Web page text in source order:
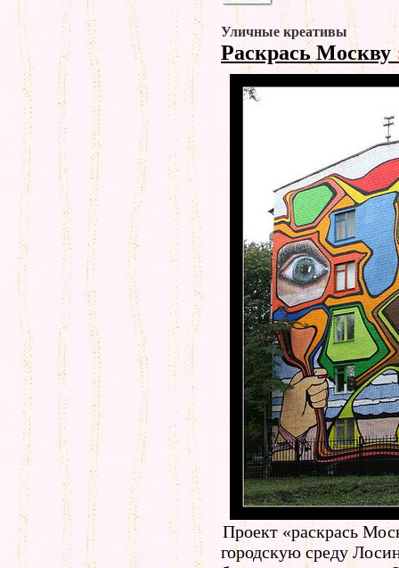
Уличные креативы
Раскрась Москву
Проект «раскрась
городскую среду